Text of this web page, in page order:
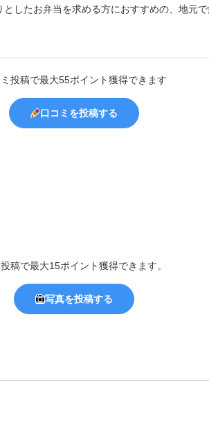
したお弁当を求める方におすすめの、地元
投稿で最大55ポイント獲得できます
口コミを投稿する
稿で最大15ポイント獲得できます。
写真を投稿する